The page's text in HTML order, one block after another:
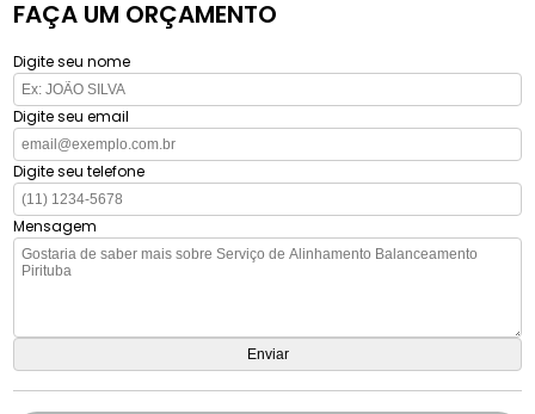
FAÇA UM ORÇAMENTO
Digite seu nome
Digite seu email
Digite seu telefone
Mensagem